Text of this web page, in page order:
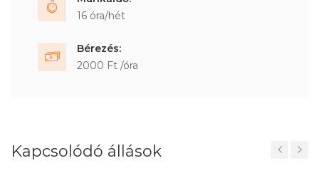
16 óra/hét
Bérezés:
2000 Ft /óra
Kapcsolódó állások